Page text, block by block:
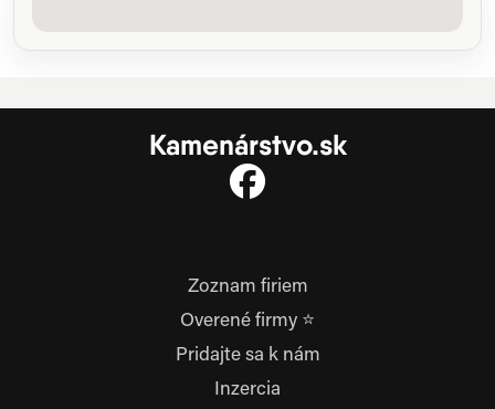
Kamenárstvo.sk
Zoznam firiem
Overené firmy ⭐
Pridajte sa k nám
Inzercia